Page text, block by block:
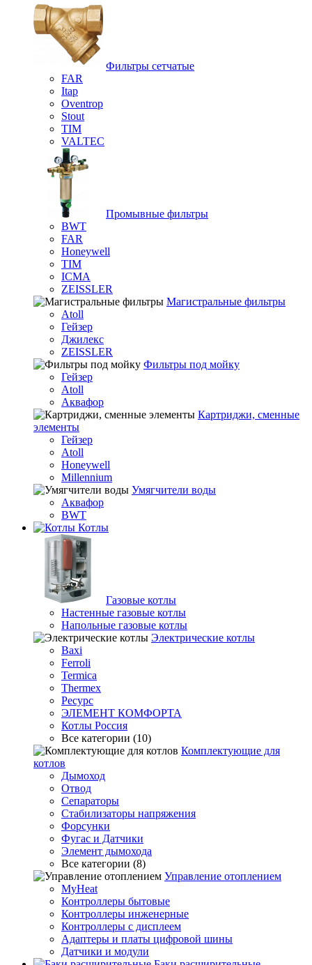
Фильтры сетчатые
FAR
Itap
Oventrop
Stout
TIM
VALTEC
Промывные фильтры
BWT
FAR
Honeywell
TIM
ICMA
ZEISSLER
Магистральные фильтры
Atoll
Гейзер
Джилекс
ZEISSLER
Фильтры под мойку
Гейзер
Atoll
Аквафор
Картриджи, сменные
элементы
Гейзер
Atoll
Honeywell
Millennium
Умягчители воды
Аквафор
BWT
Котлы
Гaзовые котлы
Настенные газовые котлы
Напольные газовые котлы
Электрические котлы
Baxi
Ferroli
Termica
Thermex
Ресурс
ЭЛЕМЕНТ КОМФОРТА
Котлы Россия
Все категории (10)
Комплектующие для
котлов
Дымоход
Отвод
Сепараторы
Стабилизаторы напряжения
Форсунки
Фугас и Датчики
Элемент дымохода
Все категории (8)
Управление отоплением
MyHeat
Контроллеры бытовые
Контроллеры инженерные
Контроллеры с дисплеем
Адаптеры и платы цифровой шины
Датчики и модули